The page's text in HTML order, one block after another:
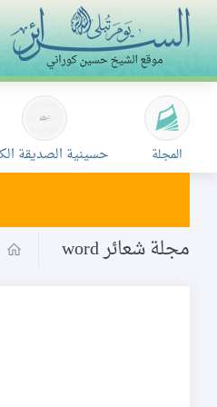
المجلة حسينية الصديقة
مجلة شعائر word